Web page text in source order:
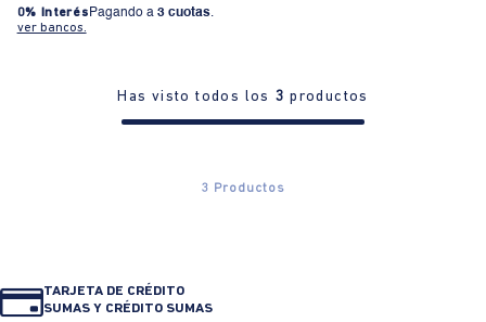
0% Interés Pagando a 3 cuotas.
ver bancos.
Has visto todos los 3 productos
3 Productos
TARJETA DE CRÉDITO
SUMAS Y CRÉDITO SUMAS